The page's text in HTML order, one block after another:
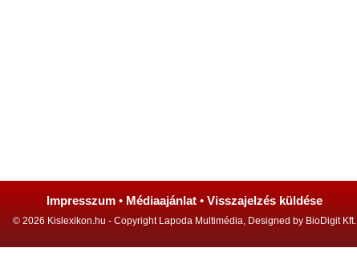
Impresszum • Médiaajánlat • Visszajelzés küldése
© 2026 Kislexikon.hu - Copyright Lapoda Multimédia, Designed by BioDigit Kft.